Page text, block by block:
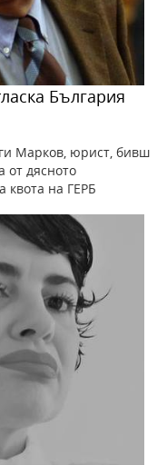
България
Марков, юрист, бивш
от дясното
квота на ГЕРБ